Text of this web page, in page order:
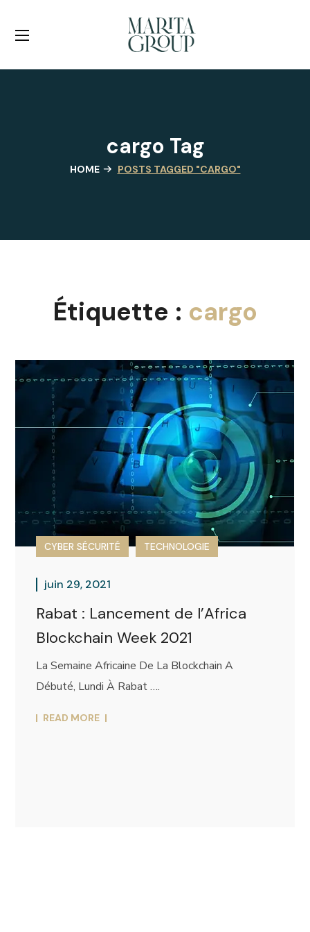
cargo Tag
HOME POSTS TAGGED "CARGO"
Étiquette : cargo
CYBER SÉCURITÉ TECHNOLOGIE
juin 29, 2021
Rabat : Lancement de l’Africa
Blockchain Week 2021
La Semaine Africaine De La Blockchain A
Débuté, Lundi À Rabat ….
READ MORE